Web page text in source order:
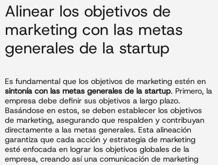
Alinear los objetivos de
marketing con las metas
generales de la startup
Es fundamental que los objetivos de marketing estén en
sintonía con las metas generales de la startup. Primero, la
empresa debe definir sus objetivos a largo plazo.
Basándose en estos, se deben establecer los objetivos
de marketing, asegurando que respalden y contribuyan
directamente a las metas generales. Esta alineación
garantiza que cada acción y estrategia de marketing
esté enfocada en lograr los objetivos globales de la
empresa, creando así una comunicación de marketing